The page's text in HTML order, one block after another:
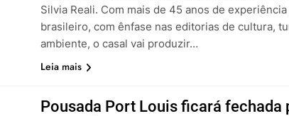
Silvia Reali. Com mais de 45 anos de
brasileiro, com ênfase nas editorias de cultura,
ambiente, o casal vai produzir…
Leia mais
Pousada Port Louis ficará fechada